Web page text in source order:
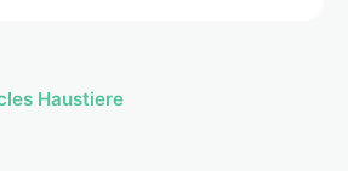
Haustiere